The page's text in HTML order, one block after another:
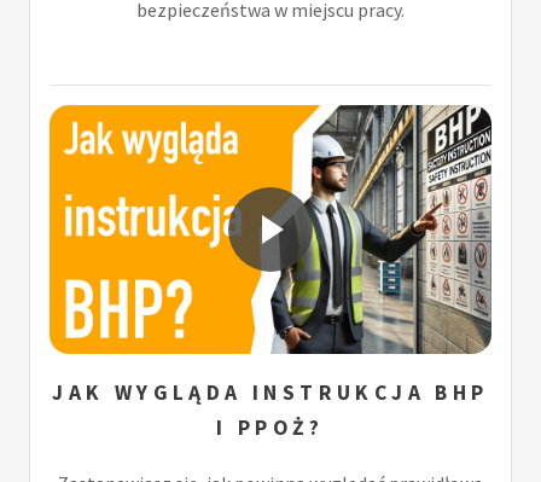
bezpieczeństwa w miejscu pracy.
JAK WYGLĄDA INSTRUKCJA BHP
I PPOŻ?